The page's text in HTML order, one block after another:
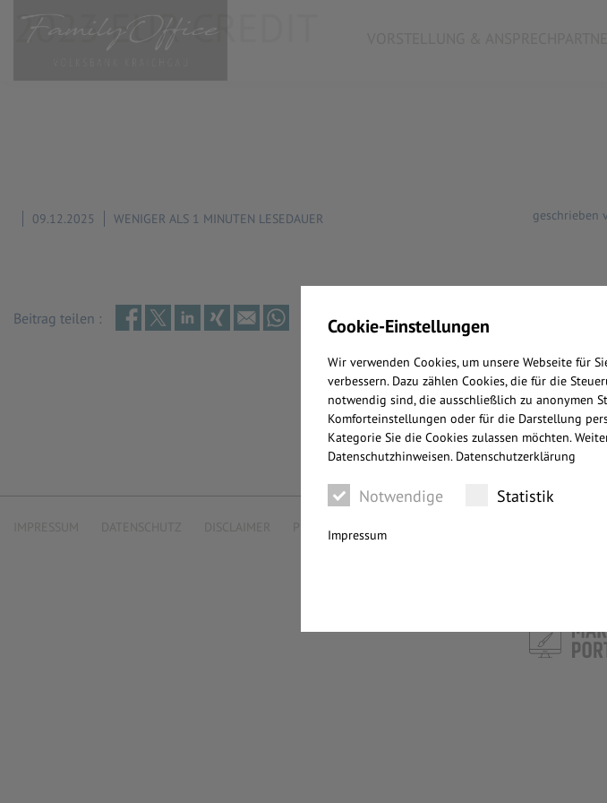
2023 EUR CREDIT
09.12.2025 WENIGER ALS 1 MINUTEN LESEDAUER geschrieben
Beitrag teilen :
IMPRESSUM DATENSCHUTZ DISCLAIMER PFLICHTINFORMATIONEN
WEBDESIGN,
Cookie-Einstellungen
Wir verwenden Cookies, um unsere Webseite für
verbessern. Dazu zählen Cookies, die für die
notwendig sind, die ausschließlich zu anonymen
Komforteinstellungen oder für die Darstellung
Kategorie Sie die Cookies zulassen möchten.
Datenschutzhinweisen. Datenschutzerklärung
Notwendige Statistik
Impressum